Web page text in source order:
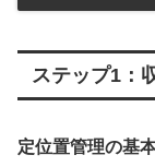
ステップ1：
定位置管理の基